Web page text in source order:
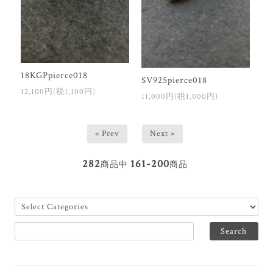
18KGPpierce018
12,100円(税1,100円)
SV925pierce018
11,000円(税1,000円)
« Prev Next »
282商品中 161-200商品